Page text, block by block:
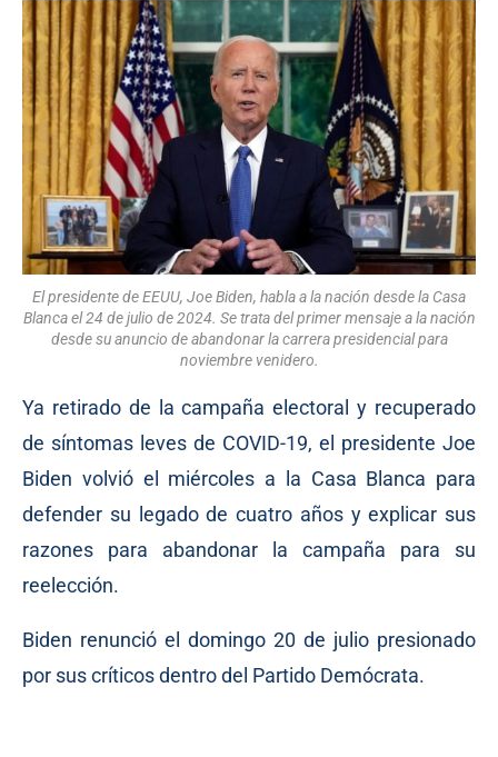
El presidente de EEUU, Joe Biden, habla a la nación desde la Casa
Blanca el 24 de julio de 2024. Se trata del primer mensaje a la nación
desde su anuncio de abandonar la carrera presidencial para
noviembre venidero.
Ya retirado de la campaña electoral y recuperado
de síntomas leves de COVID-19, el presidente Joe
Biden volvió el miércoles a la Casa Blanca para
defender su legado de cuatro años y explicar sus
razones para abandonar la campaña para su
reelección.
Biden renunció el domingo 20 de julio presionado
por sus críticos dentro del Partido Demócrata.